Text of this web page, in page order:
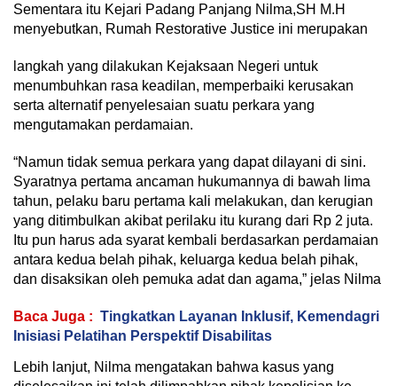
Sementara itu Kejari Padang Panjang Nilma,SH M.H
menyebutkan, Rumah Restorative Justice ini merupakan
langkah yang dilakukan Kejaksaan Negeri untuk
menumbuhkan rasa keadilan, memperbaiki kerusakan
serta alternatif penyelesaian suatu perkara yang
mengutamakan perdamaian.
“Namun tidak semua perkara yang dapat dilayani di sini.
Syaratnya pertama ancaman hukumannya di bawah lima
tahun, pelaku baru pertama kali melakukan, dan kerugian
yang ditimbulkan akibat perilaku itu kurang dari Rp 2 juta.
Itu pun harus ada syarat kembali berdasarkan perdamaian
antara kedua belah pihak, keluarga kedua belah pihak,
dan disaksikan oleh pemuka adat dan agama,” jelas Nilma
Baca Juga : Tingkatkan Layanan Inklusif, Kemendagri
Inisiasi Pelatihan Perspektif Disabilitas
Lebih lanjut, Nilma mengatakan bahwa kasus yang